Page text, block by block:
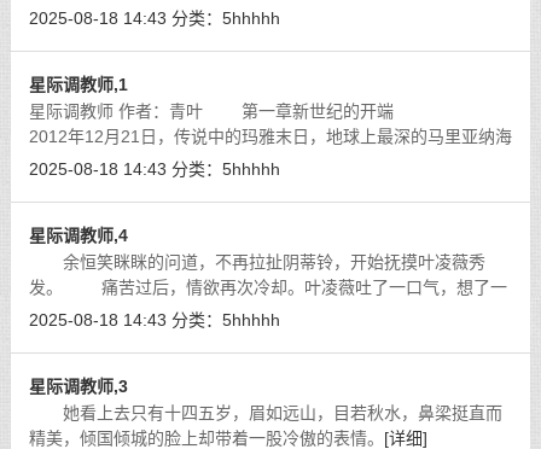
2025-08-18 14:43 分类： 5hhhhh
星际调教师,1
星际调教师 作者：青叶 第一章新世纪的开端
2012年12月21日，传说中的玛雅末日，地球上最深的马里亚纳海
沟的地底，一个灰暗如同小城市规模的金属都市，随着咔嚓一
2025-08-18 14:43 分类： 5hhhhh
星际调教师,4
余恒笑眯眯的问道，不再拉扯阴蒂铃，开始抚摸叶凌薇秀
发。 痛苦过后，情欲再次冷却。叶凌薇吐了一口气，想了一
下，才清悦的说道：“回主人，母狗薇薇不论痛苦还是快乐，都是
2025-08-18 14:43 分类： 5hhhhh
星际调教师,3
她看上去只有十四五岁，眉如远山，目若秋水，鼻梁挺直而
精美，倾国倾城的脸上却带着一股冷傲的表情。 [详细]